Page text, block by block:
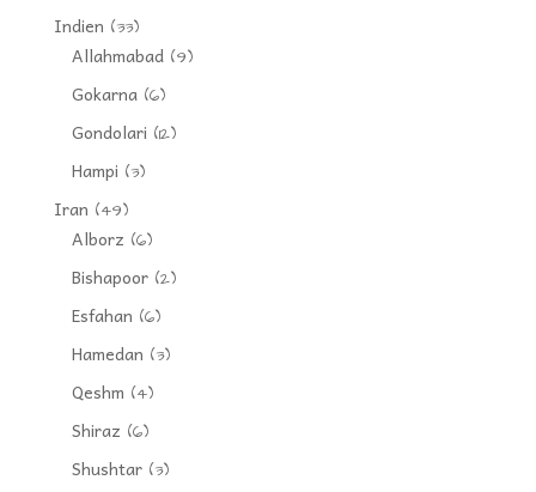
Indien (33)
Allahmabad(9)
Gokarna(6)
Gondolari (12)
Hampi (3)
Iran (49)
Alborz (6)
Bishapoor(2)
Esfahan (6)
Hamedan (3)
Qeshm (4)
Shiraz (6)
Shushtar(3)